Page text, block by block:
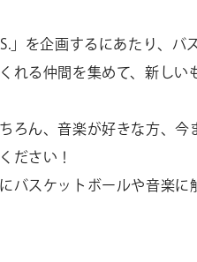
」を企画するにあたり、
れる仲間を集めて、新しい
ろん、音楽が好きな方、
ださい！
バスケットボールや音楽に